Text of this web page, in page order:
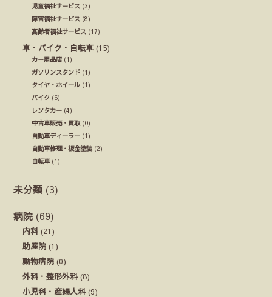
児童福祉サービス (3)
障害福祉サービス (8)
高齢者福祉サービス (17)
車・バイク・自転車 (15)
カー用品店 (1)
ガソリンスタンド (1)
タイヤ・ホイール (1)
バイク (6)
レンタカー (4)
中古車販売・買取 (0)
自動車ディーラー (1)
自動車修理・板金塗装 (2)
自転車(1)
未分類 (3)
病院 (69)
内科 (21)
助産院 (1)
動物病院 (0)
外科・整形外科 (8)
小児科・産婦人科 (9)